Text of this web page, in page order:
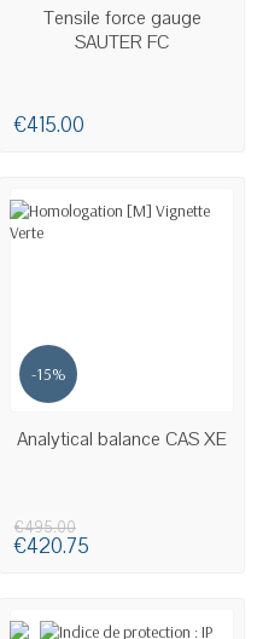
AVAILABLE
Tensile force gauge
SAUTER FC
€415.00
-15%
AVAILABLE
Analytical balance CAS XE
€495.00
€420.75